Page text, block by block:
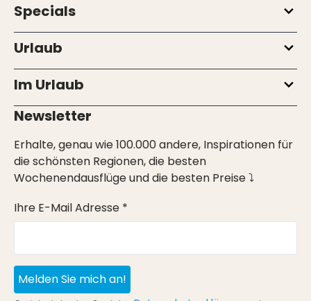
Specials
Urlaub
Im Urlaub
Newsletter
Erhalte, genau wie 100.000 andere, Inspirationen für
die schönsten Regionen, die besten
Wochenendausflüge und die besten Preise ⤵
Ihre E-Mail Adresse *
Melden Sie mich an!